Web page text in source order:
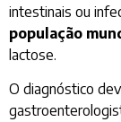
intestinais ou
população
lactose.
O diagnóstico